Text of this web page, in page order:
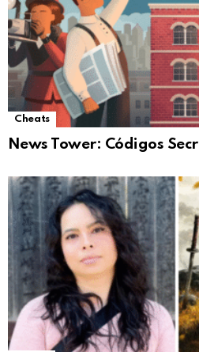
Cheats
News Tower: Códigos